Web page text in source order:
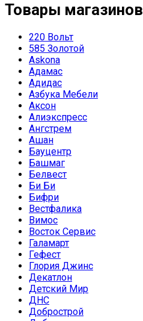
Товары магазинов
220 Вольт
585 Золотой
Askona
Адамас
Адидас
Азбука Мебели
Аксон
Алиэкспресс
Ангстрем
Ашан
Бауцентр
Башмаг
Белвест
Би Би
Бифри
Вестфалика
Вимос
Восток Сервис
Галамарт
Гефест
Глория Джинс
Декатлон
Детский Мир
ДНС
Добрострой